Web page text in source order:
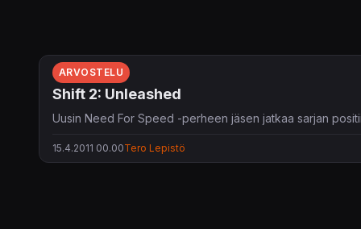
ARVOSTELU
Shift 2: Unleashed
Uusin Need For Speed -perheen jäsen jatkaa sarjan
15.4.2011 00.00Tero Lepistö